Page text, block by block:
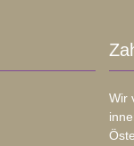
Wir